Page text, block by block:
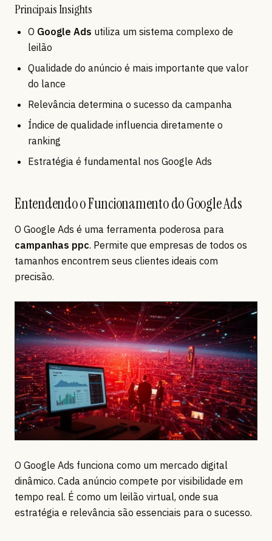
Principais Insights
O Google Ads utiliza um sistema complexo de
leilão
Qualidade do anúncio é mais importante que valor
do lance
Relevância determina o sucesso da campanha
Índice de qualidade influencia diretamente o
ranking
Estratégia é fundamental nos Google Ads
Entendendo o Funcionamento do Google Ads
O Google Ads é uma ferramenta poderosa para
campanhas ppc. Permite que empresas de todos os
tamanhos encontrem seus clientes ideais com
precisão.
O Google Ads funciona como um mercado digital
dinâmico. Cada anúncio compete por visibilidade em
tempo real. É como um leilão virtual, onde sua
estratégia e relevância são essenciais para o sucesso.